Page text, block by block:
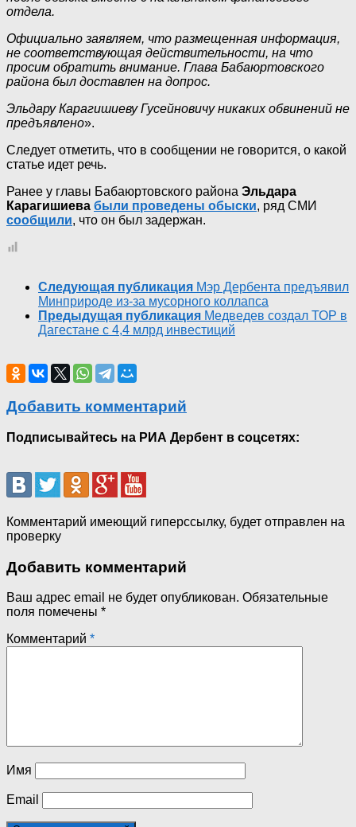
отдела.
Официально заявляем, что размещенная информация,
не соответствующая действительности, на что
просим обратить внимание. Глава Бабаюртовского
района был доставлен на допрос.
Эльдару Карагишиеву Гусейновичу никаких обвинений не
предъявлено».
Следует отметить, что в сообщении не говорится, о какой
статье идет речь.
Ранее у главы Бабаюртовского района Эльдара
Карагишиева были проведены обыски, ряд СМИ
сообщили, что он был задержан.
Следующая публикация Мэр Дербента предъявил
Минприроде из-за мусорного коллапса
Предыдущая публикация Медведев создал ТОР в
Дагестане с 4,4 млрд инвестиций
Добавить комментарий
Подписывайтесь на РИА Дербент в соцсетях:
Комментарий имеющий гиперссылку, будет отправлен на
проверку
Добавить комментарий
Ваш адрес email не будет опубликован. Обязательные
поля помечены *
Комментарий *
Имя
Email